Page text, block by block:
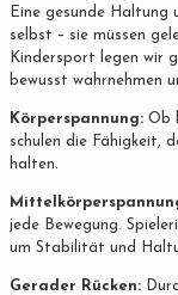
Eine gesunde Haltung
selbst – sie müssen
Kindersport legen wir
bewusst wahrnehmen
Körperspannung: Ob
schulen die Fähigkeit,
halten.
jede Bewegung.
um Stabilität und
Gerader Rücken: